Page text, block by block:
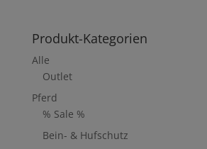
Produkt-Kategorien
Alle
Outlet
Pferd
% Sale %
Bein- & Hufschutz